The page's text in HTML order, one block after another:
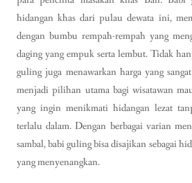
hidangan khas dari pulau dewata ini,
dengan bumbu rempah-rempah yang
daging yang empuk serta lembut. Tidak
guling juga menawarkan harga yang
menjadi pilihan utama bagi wisatawan
yang ingin menikmati hidangan lezat
terlalu dalam. Dengan berbagai varian
sambal, babi guling bisa disajikan sebagai
yang menyenangkan.